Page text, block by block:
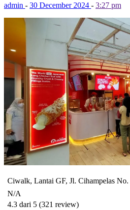
admin - 30 December 2024 - 3:27 pm
Ciwalk, Lantai GF, Jl. Cihampelas
N/A
4.3 dari 5 (321 review)